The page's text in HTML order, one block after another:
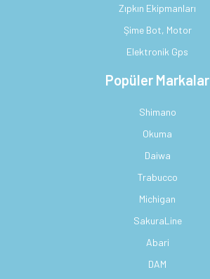
Zıpkın Ekipmanları
Şime Bot, Motor
Elektronik Gps
Popüler Markalar
Shimano
Okuma
Daiwa
Trabucco
Michigan
SakuraLine
Abari
DAM